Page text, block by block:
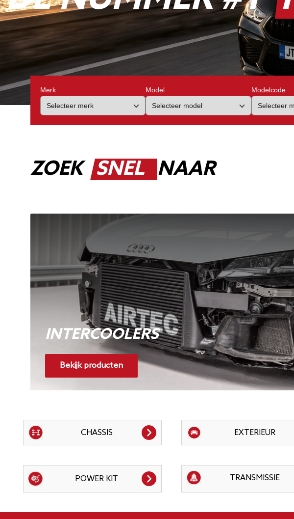
Merk Model Modelcode
ZOEK SNEL NAAR
INTERCOOLERS
Bekijk producten
CHASSIS EXTERIEUR
POWER KIT TRANSMISSIE